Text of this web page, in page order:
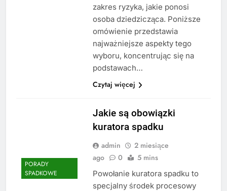
zakres ryzyka, jakie ponosi
osoba dziedzicząca. Poniższe
omówienie przedstawia
najważniejsze aspekty tego
wyboru, koncentrując się na
podstawach…
Czytaj więcej
PORADY
SPADKOWE
Jakie są obowiązki
kuratora spadku
admin
2 miesiące
ago
0 5 mins
Powołanie kuratora spadku to
specjalny środek procesowy